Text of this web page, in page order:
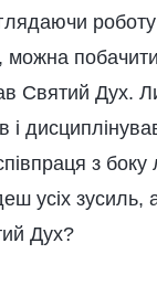
можна
Дух.
і
з
усіх зусиль,
Дух?